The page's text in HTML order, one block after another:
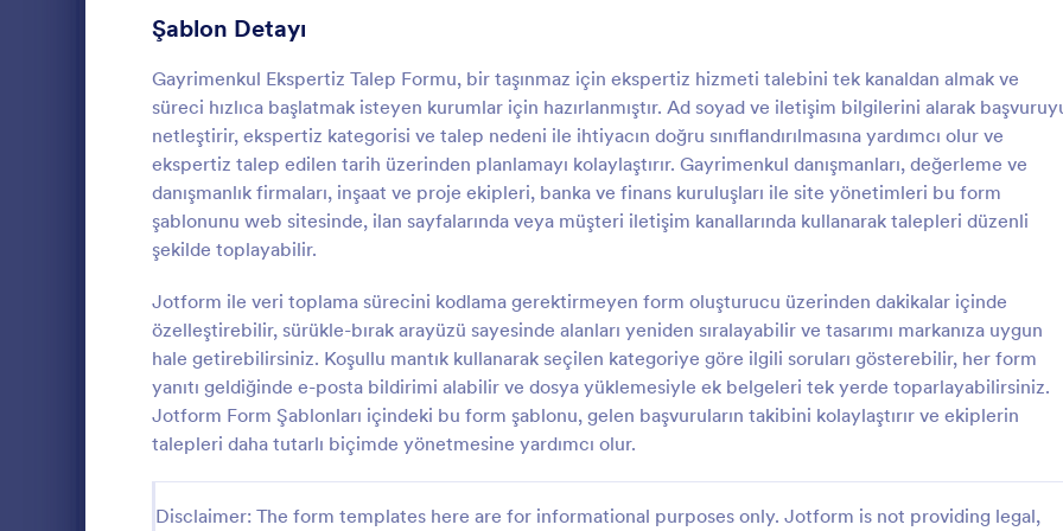
Şablon Detayı
Gayrimenkul Ekspertiz Talep Formu, bir taşınmaz için ekspertiz hizmeti talebini tek kanaldan almak ve
süreci hızlıca başlatmak isteyen kurumlar için hazırlanmıştır. Ad soyad ve iletişim bilgilerini alarak
netleştirir, ekspertiz kategorisi ve talep nedeni ile ihtiyacın doğru sınıflandırılmasına yardımcı olur ve
ekspertiz talep edilen tarih üzerinden planlamayı kolaylaştırır. Gayrimenkul danışmanları, değerleme ve
danışmanlık firmaları, inşaat ve proje ekipleri, banka ve finans kuruluşları ile site yönetimleri bu form
şablonunu web sitesinde, ilan sayfalarında veya müşteri iletişim kanallarında kullanarak talepleri düzenli
şekilde toplayabilir.
Jotform ile veri toplama sürecini kodlama gerektirmeyen form oluşturucu üzerinden dakikalar içinde
özelleştirebilir, sürükle-bırak arayüzü sayesinde alanları yeniden sıralayabilir ve tasarımı markanıza uygun
hale getirebilirsiniz. Koşullu mantık kullanarak seçilen kategoriye göre ilgili soruları gösterebilir, her form
yanıtı geldiğinde e-posta bildirimi alabilir ve dosya yüklemesiyle ek belgeleri tek yerde toparlayabilirsiniz.
Jotform Form Şablonları içindeki bu form şablonu, gelen başvuruların takibini kolaylaştırır ve ekiplerin
talepleri daha tutarlı biçimde yönetmesine yardımcı olur.
Disclaimer: The form templates here are for informational purposes only. Jotform is not providing legal,
Kişisel Mal Değerlendirme Formu
için veri toplama imkanı sunar ve sigorta,
ekspertiz, taşınma ve ikinci el satış hazırlığı
yapan kişi ve işletmelere yardımcı olur.
Go to Category:
Eksper Formları
Şablon Kullan
:
Ticari Değerleme Formu
Ticari Değerleme Formu,
uzmanların ürün veya varlık
biçimde toplayıp kayda almasına
olan bir form şablonu olup
online veri toplama süreçlerini
Go to Category:
İş Formları
Şablon Kullan
Sürücü Formları 12
Elektrikçi Formları 6
Mühendis Formları 5
Girişimci Formları
Estetisyen Formları 12
Etkinlik Planlayıcı Formları 16
Çiftçi Formları 8
Mali Müşavir Formları 49